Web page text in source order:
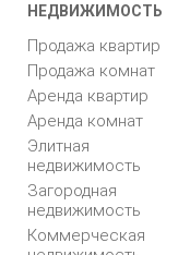
НЕДВИЖИМОСТЬ
Продажа квартир
Продажа комнат
Аренда квартир
Аренда комнат
Элитная
недвижимость
Загородная
недвижимость
Коммерческая